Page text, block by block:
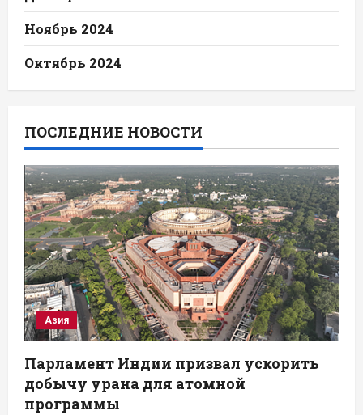
Ноябрь 2024
Октябрь 2024
ПОСЛЕДНИЕ НОВОСТИ
Азия
Парламент Индии призвал ускорить
добычу урана для атомной
программы